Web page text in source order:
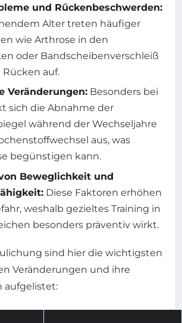
und Rückenbeschwerden:
Alter treten häufiger
wie Arthrose in den
oder Bandscheibenverschleiß
auf.
Veränderungen: Besonders bei
sich die Abnahme der
während der Wechseljahre
aus, was
begünstigen kann.
Beweglichkeit und
Diese Faktoren erhöhen
weshalb gezieltes Training in
besonders präventiv wirkt.
sind hier die wichtigsten
Veränderungen und ihre
aufgelistet: